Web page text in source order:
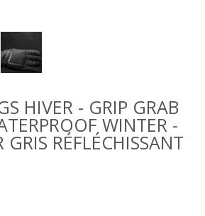
HIVER - GRIP GRAB
WINTER -
RÉFLÉCHISSANT